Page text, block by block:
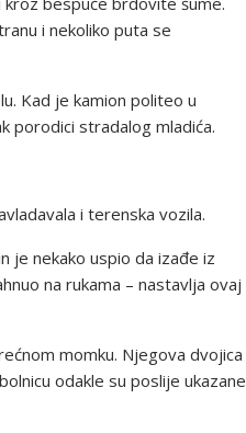
i nekoliko puta se
Kad je kamion politeo u
porodici stradalog mladića.
i terenska vozila.
je nekako uspio da izađe iz
na rukama – nastavlja ovaj
momku. Njegova dvojica
odakle su poslije ukazane